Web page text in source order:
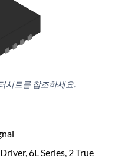
시트를 참조하세요.
6L Series, 2 True